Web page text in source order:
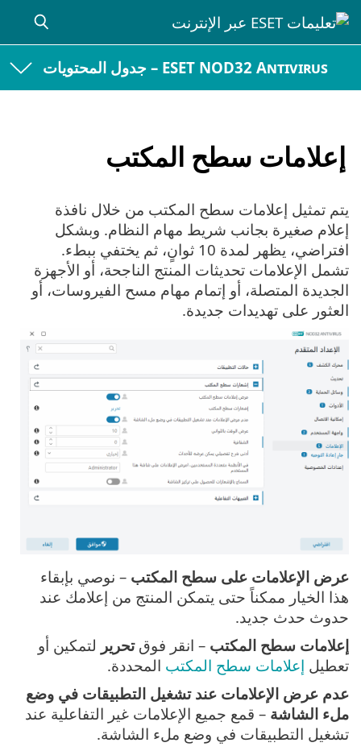
ESET NOD32 Antivirus – جدول المحتويات
إعلامات سطح المكتب
يتم تمثيل إعلامات سطح المكتب من خلال نافذة
إعلام صغيرة بجانب شريط مهام النظام. وبشكل
افتراضي، يظهر لمدة 10 ثوانٍ، ثم يختفي ببطء.
تشمل الإعلامات تحديثات المنتج الناجحة، أو الأجهزة
الجديدة المتصلة، أو إتمام مهام مسح الفيروسات، أو
العثور على تهديدات جديدة.
عرض الإعلامات على سطح المكتب – نوصي بإبقاء
هذا الخيار ممكناً حتى يتمكن المنتج من إعلامك عند
حدوث حدث جديد.
إعلامات سطح المكتب – انقر فوقتحرير لتمكين أو
تعطيل إعلامات سطح المكتب المحددة.
عدم عرض الإعلامات عند تشغيل التطبيقات في وضع
ملء الشاشة – قمع جميع الإعلامات غير التفاعلية عند
تشغيل التطبيقات في وضع ملء الشاشة.